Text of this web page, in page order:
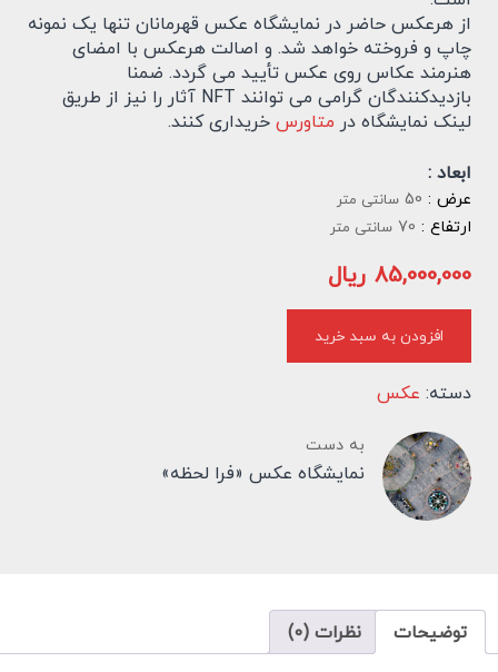
از هرعکس حاضر در نمایشگاه عکس قهرمانان تنها یک نمونه
چاپ و فروخته خواهد شد. و اصالت هرعکس با امضای
هنرمند عکاس روی عکس تأیید می گردد. ضمنا
بازدیدکنندگان گرامی می توانند NFT آثار را نیز از طریق
لینک نمایشگاه در متاورسخریداری کنند.
ابعاد :
عرض : 50 سانتی متر
ارتفاع : 70 سانتی متر
85,000,000 ریال
افزودن به سبد خرید
دسته: عکس
به دست
نمایشگاه عکس «فرا لحظه»
توضیحات نظرات (0)